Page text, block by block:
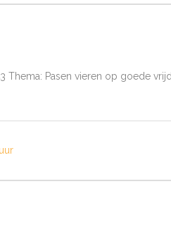
Thema: Pasen vieren op goede